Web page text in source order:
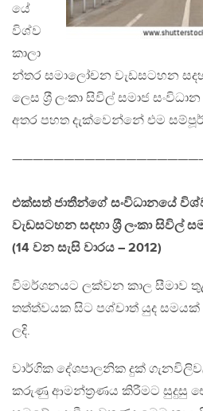
යේ
විශ්ව
කාලා
න්තර සමාලෝචන වැඩසටහන
ලෙස ශ‍්‍රී ලංකා සිවිල් සමාජ
අතර පහත දැක්වෙන්නේ එම
එක්සත් ජාතීන්ගේ සංවිධානයේ
වැඩසටහන සදහා ශ‍්‍රී ලංකා සිවිල්
(14 වන සැසි වාරය – 2012)
විමර්ශනයට ලක්වන කාල සීමාව තුළ
තත්ත්වයක සිට පශ්චාත් යුද
ලදි.
වාර්ගික දේශපාලනික දුක්
කරුණු ආමන්ත‍්‍රණය කිරීමට සුදුසු